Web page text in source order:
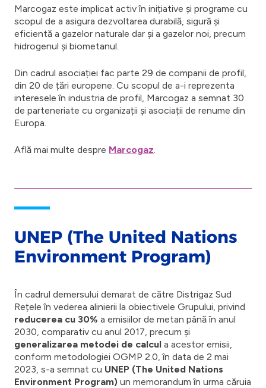
Marcogaz este implicat activ în inițiative și programe cu
scopul de a asigura dezvoltarea durabilă, sigură și
eficientă a gazelor naturale dar și a gazelor noi, precum
hidrogenul și biometanul.
Din cadrul asociației fac parte 29 de companii de profil,
din 20 de țări europene. Cu scopul de a-i reprezenta
interesele în industria de profil, Marcogaz a semnat 30
de parteneriate cu organizații și asociații de renume din
Europa.
Află mai multe despre Marcogaz.
UNEP (The United Nations
Environment Program)
În cadrul demersului demarat de către Distrigaz Sud
Rețele în vederea alinierii la obiectivele Grupului, privind
reducerea cu 30% a emisiilor de metan până în anul
2030, comparativ cu anul 2017, precum și
generalizarea metodei de calcul a acestor emisii,
conform metodologiei OGMP 2.0, în data de 2 mai
2023, s-a semnat cu UNEP (The United Nations
Environment Program) un memorandum în urma căruia